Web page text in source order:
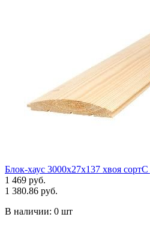
Блок-хаус 3000х27х137 хвоя
1 469 руб.
1 380.86 руб.
В наличии: 0 шт